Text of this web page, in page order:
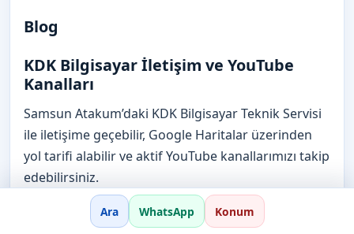
Blog
KDK Bilgisayar İletişim ve YouTube
Kanalları
Samsun Atakum’daki KDK Bilgisayar Teknik Servisi
ile iletişime geçebilir, Google Haritalar üzerinden
yol tarifi alabilir ve aktif YouTube kanallarımızı takip
edebilirsiniz.
📞 KDK Bilgisayar İletişim
Ara WhatsApp Konum